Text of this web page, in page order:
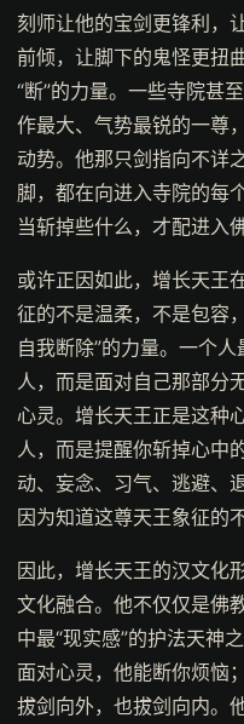
刻师让他的宝剑更锋利，
前倾，让脚下的鬼怪更扭
“断”的力量。一些寺院甚
作最大、气势最锐的一尊
动势。他那只剑指向不详
脚，都在向进入寺院的每
当斩掉些什么，才配进入
或许正因如此，增长天王
征的不是温柔，不是包容
自我断除”的力量。一个
人，而是面对自己那部分
心灵。增长天王正是这种
人，而是提醒你斩掉心
动、妄念、习气、逃避、
因为知道这尊天王象征的
因此，增长天王的汉文化
文化融合。他不仅仅是佛
中最“现实感”的护法天神
面对心灵，他能断你烦恼
拔剑向外，也拔剑向内。